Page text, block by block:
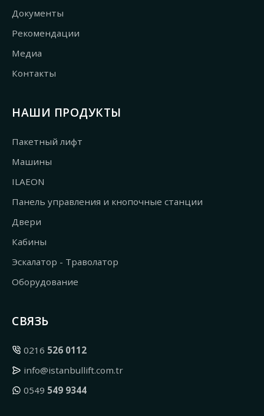
Документы
Рекомендации
Медиа
Контакты
НАШИ ПРОДУКТЫ
Пакетный лифт
Машины
ILAEON
Панель управления и кнопочные станции
Двери
Кабины
Эскалатор - Траволатор
Оборудование
СВЯЗЬ
0216 526 0112
info@istanbullift.com.tr
0549 549 9344